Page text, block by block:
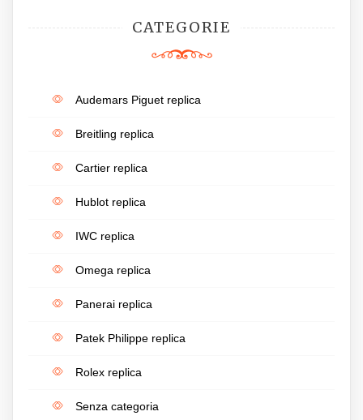
CATEGORIE
Audemars Piguet replica
Breitling replica
Cartier replica
Hublot replica
IWC replica
Omega replica
Panerai replica
Patek Philippe replica
Rolex replica
Senza categoria